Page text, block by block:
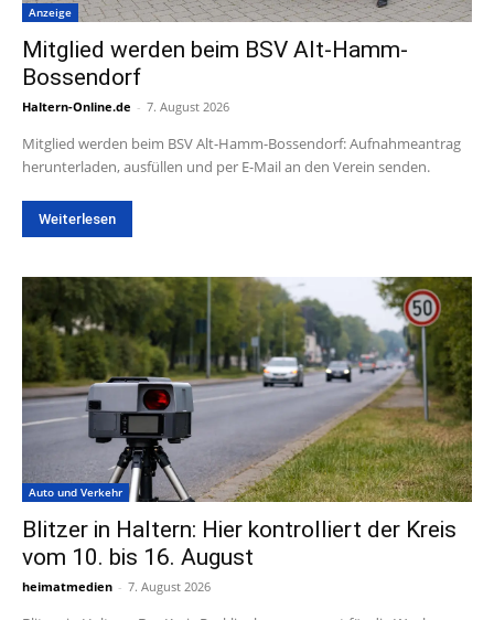
Anzeige
Mitglied werden beim BSV Alt-Hamm-
Bossendorf
Haltern-Online.de - 7. August 2026
Mitglied werden beim BSV Alt-Hamm-Bossendorf: Aufnahmeantrag
herunterladen, ausfüllen und per E-Mail an den Verein senden.
Weiterlesen
Auto und Verkehr
Blitzer in Haltern: Hier kontrolliert der Kreis
vom 10. bis 16. August
heimatmedien - 7. August 2026